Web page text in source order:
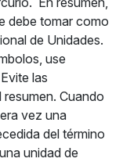
debe tomar como
de Unidades.
use
las
Cuando
vez una
del término
unidad de